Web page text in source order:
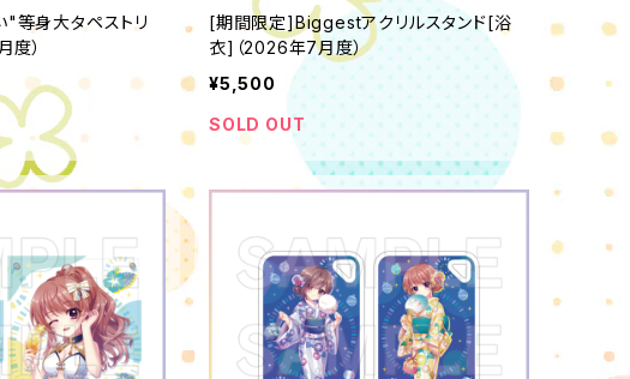
等身大タペストリ
）
[期間限定]Biggestアクリルスタンド[浴
衣]（2026年7月度）
¥5,500
SOLD OUT